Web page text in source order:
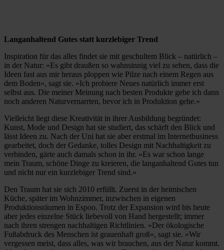
Langanhaltend Gutes statt kurzlebiger Trend
Inspiration für das alles findet sie mit geschultem Blick – natürlich –
in der Natur: »Es gibt draußen so wahnsinnig viel zu sehen, dass die
Ideen fast aus mir heraus ploppen wie Pilze nach einem Regen aus
dem Boden«, sagt sie. »Ich probiere Neues natürlich immer erst
selbst aus. Die meiner Meinung nach besten Produkte gebe ich dann
noch anderen Naturvernarrten, bevor ich in Produktion gehe.«
Vielleicht liegt diese Kreativität in ihrer Ausbildung begründet:
Kunst, Mode und Design hat sie studiert, das schärft den Blick und
lässt Ideen zu. Nach der Uni hat sie aber erstmal im Internetbusiness
gearbeitet, doch der Gedanke, tolles Design mit Nachhaltigkeit zu
verbinden, gärte auch damals schon in ihr. »Es war schon lange
mein Traum, schöne Dinge zu kreieren, die langanhaltend Gutes tun
und nicht nur ein kurzlebiger Trend sind.«
Den Traum hat sie sich 2010 erfüllt. Zuerst in der heimischen
Küche, später im Wohnzimmer, inzwischen in eigenen
Produktionsräumen in Espoo. Trotz der Expansion wird bis heute
aber jedes einzelne Stück liebevoll von Hand hergestellt; immer
nach ihren strengen nachhaltigen Richtlinien. »Der ökologische
Fußabdruck des Menschen ist grauenhaft groß«, sagt sie. »Wir
vergessen meist, dass alles, was wir brauchen, aus der Natur kommt.